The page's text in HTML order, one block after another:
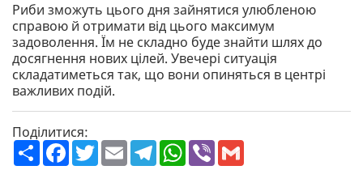
Риби зможуть цього дня зайнятися улюбленою
справою й отримати від цього максимум
задоволення. Їм не складно буде знайти шлях до
досягнення нових цілей. Увечері ситуація
складатиметься так, що вони опиняться в центрі
важливих подій.
Поділитися:
П
о
F
a
T
w
E
m
T
e
W
h
V